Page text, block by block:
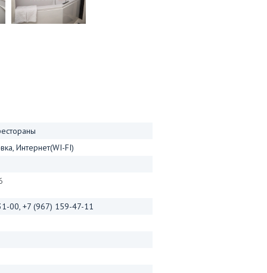
Интернет(WI-FI)
00, +7 (967) 159-47-11